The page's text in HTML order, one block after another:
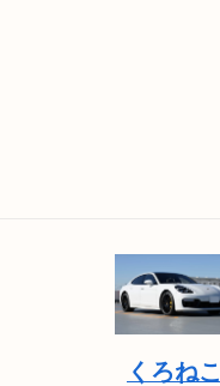
くろねこ